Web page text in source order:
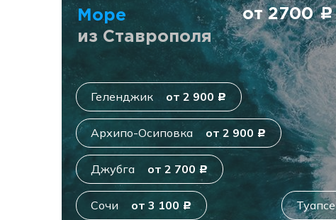
Море
из Ставрополя
от 2700c
Геленджик от 2 900 c
Архипо-Осиповка от 2 900 c
Джубга от 2 700 c
Сочи от 3 100 c Туапсе